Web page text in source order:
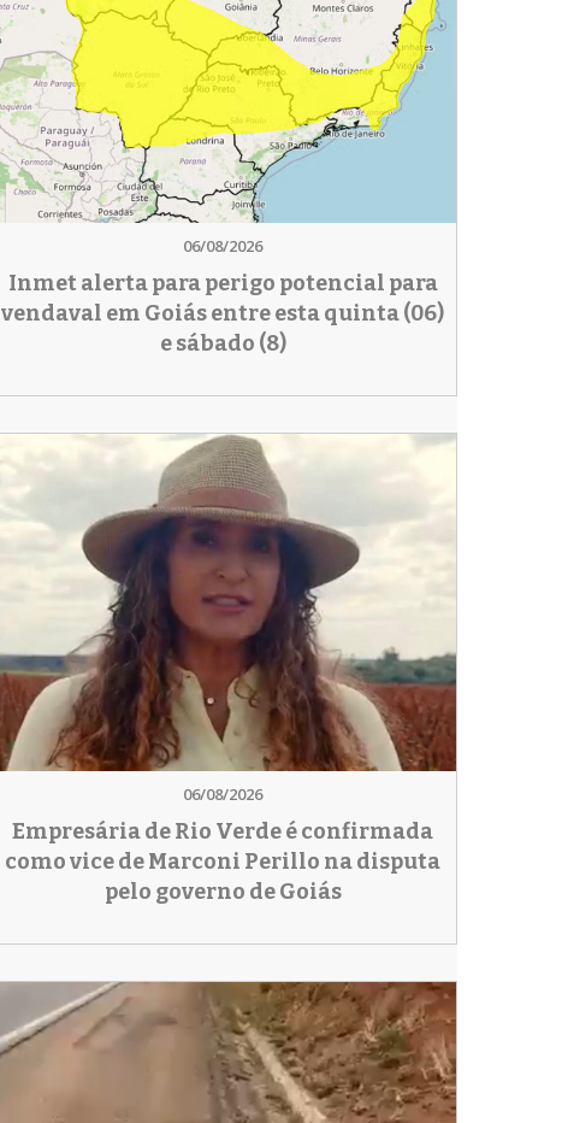
06/08/2026
Inmet alerta para perigo potencial para
vendaval em Goiás entre esta quinta (06)
e sábado (8)
06/08/2026
Empresária de Rio Verde é confirmada
como vice de Marconi Perillo na disputa
pelo governo de Goiás